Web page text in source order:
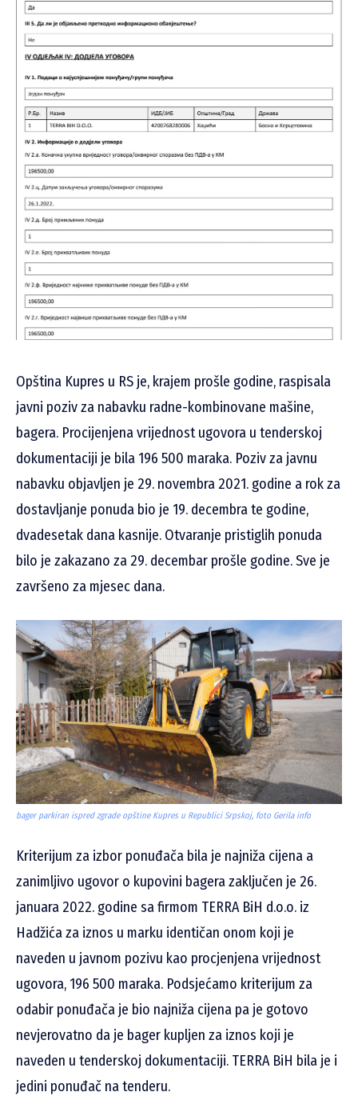
Opština Kupres u RS je, krajem prošle godine, raspisala
javni poziv za nabavku radne-kombinovane mašine,
bagera. Procijenjena vrijednost ugovora u tenderskoj
dokumentaciji je bila 196 500 maraka. Poziv za javnu
nabavku objavljen je 29. novembra 2021. godine a rok za
dostavljanje ponuda bio je 19. decembra te godine,
dvadesetak dana kasnije. Otvaranje pristiglih ponuda
bilo je zakazano za 29. decembar prošle godine. Sve je
završeno za mjesec dana.
bager parkiran ispred zgrade opštine Kupres u Republici Srpskoj, foto Gerila info
Kriterijum za izbor ponuđača bila je najniža cijena a
zanimljivo ugovor o kupovini bagera zaključen je 26.
januara 2022. godine sa firmom TERRA BiH d.o.o. iz
Hadžića za iznos u marku identičan onom koji je
naveden u javnom pozivu kao procjenjena vrijednost
ugovora, 196 500 maraka. Podsjećamo kriterijum za
odabir ponuđača je bio najniža cijena pa je gotovo
nevjerovatno da je bager kupljen za iznos koji je
naveden u tenderskoj dokumentaciji. TERRA BiH bila je i
jedini ponuđač na tenderu.